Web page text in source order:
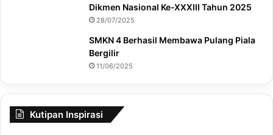
Dikmen Nasional Ke-XXXIII Tahun 2025
28/07/2025
SMKN 4 Berhasil Membawa Pulang Piala
Bergilir
11/06/2025
Kutipan Inspirasi